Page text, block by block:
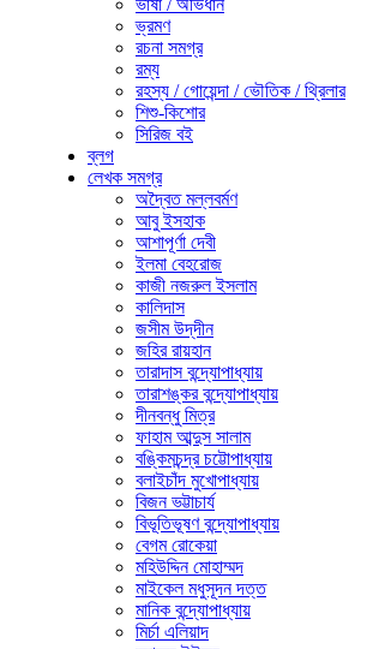
ভ্রমণ
রচনা সমগ্র
রম্য
রহস্য / গোয়েন্দা / ভৌতিক / থ্রিলার
শিশু-কিশোর
সিরিজ বই
ব্লগ
লেখক সমগ্র
অদ্বৈত মল্লবর্মণ
আবু ইসহাক
আশাপূর্ণা দেবী
ইলমা বেহরোজ
কাজী নজরুল ইসলাম
কালিদাস
জসীম উদ্‌দীন
জহির রায়হান
তারাদাস বন্দ্যোপাধ্যায়
তারাশঙ্কর বন্দ্যোপাধ্যায়
দীনবন্ধু মিত্র
ফাহাম আব্দুস সালাম
বঙ্কিমচন্দ্র চট্টোপাধ্যায়
বলাইচাঁদ মুখোপাধ্যায়
বিজন ভট্টাচার্য
বিভূতিভূষণ বন্দ্যোপাধ্যায়
বেগম রোকেয়া
মহিউদ্দিন মোহাম্মদ
মাইকেল মধুসূদন দত্ত
মানিক বন্দ্যোপাধ্যায়
মির্চা এলিয়াদ